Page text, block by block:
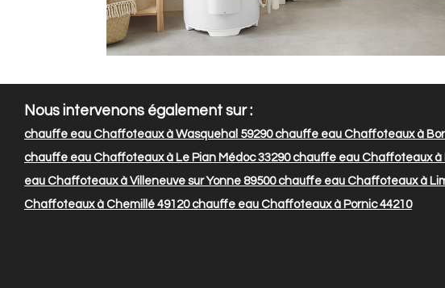
Nous intervenons également sur :
chauffe eau Chaffoteaux à Wasquehal 59290chauffe eau Chaffoteaux à
chauffe eau Chaffoteaux à Le Pian Médoc 33290chauffe eau Chaffoteaux à
eau Chaffoteaux à Villeneuve sur Yonne 89500chauffe eau Chaffoteaux à
Chaffoteaux à Chemillé 49120chauffe eau Chaffoteaux à Pornic 44210